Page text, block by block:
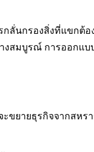
ลั่นกรองสิ่งที่แขกต้
สมบูรณ์ การออกแ
ยายธุรกิจจากสห